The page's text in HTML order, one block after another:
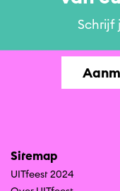
Schrijf
Sitemap
UITfeest 2024